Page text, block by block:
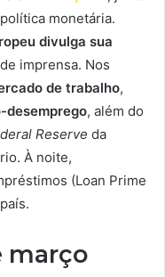
monetária.
divulga sua
imprensa. Nos
de trabalho,
desemprego, além do
Reserve da
À noite,
(Loan Prime
março